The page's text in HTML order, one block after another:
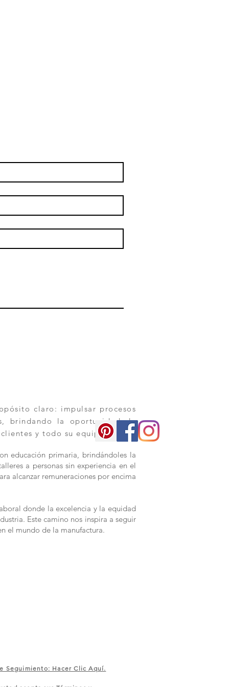
claro: impulsar procesos
brindando la oportunidad de
y todo su equipo.
educación primaria, brindándoles la
a personas sin experiencia en el
alcanzar remuneraciones por encima
donde la excelencia y la equidad
Este camino nos inspira a seguir
el mundo de la manufactura.
Seguimiento: Hacer Clic Aquí.